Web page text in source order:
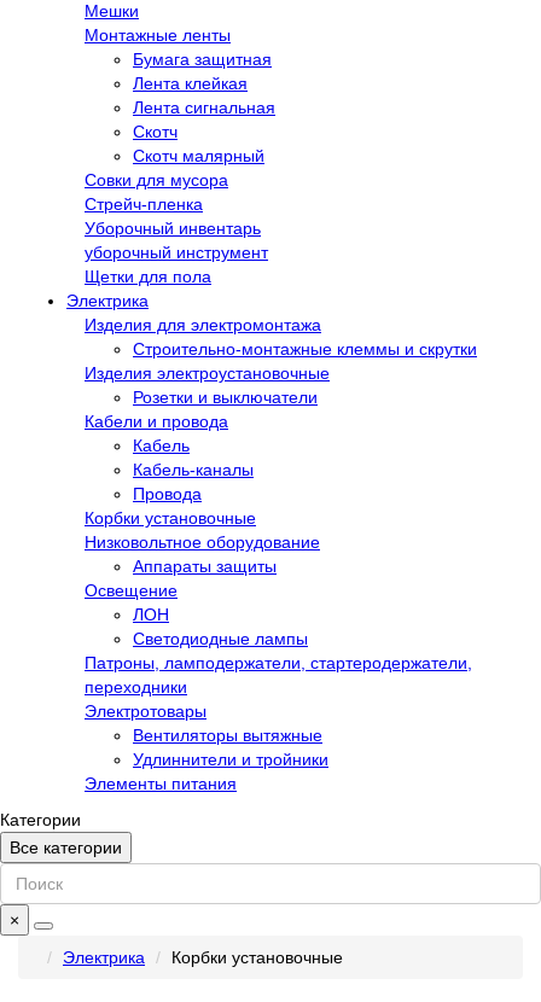
Мешки
Монтажные ленты
Бумага защитная
Лента клейкая
Лента сигнальная
Скотч
Скотч малярный
Совки для мусора
Стрейч-пленка
Уборочный инвентарь
уборочный инструмент
Щетки для пола
Электрика
Изделия для электромонтажа
Строительно-монтажные клеммы и скрутки
Изделия электроустановочные
Розетки и выключатели
Кабели и провода
Кабель
Кабель-каналы
Провода
Корбки установочные
Низковольтное оборудование
Аппараты защиты
Освещение
ЛОН
Светодиодные лампы
Патроны, ламподержатели, стартеродержатели,
переходники
Электротовары
Вентиляторы вытяжные
Удлиннители и тройники
Элементы питания
Категории
Все категории
×
Электрика
Корбки установочные